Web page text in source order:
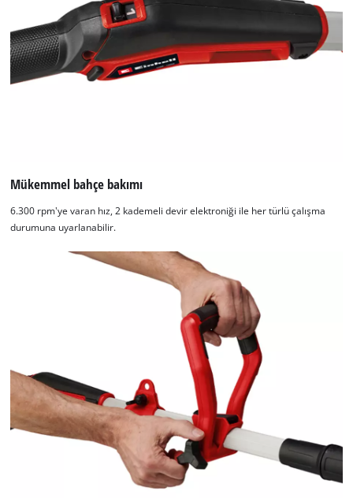
Mükemmel bahçe bakımı
6.300 rpm'ye varan hız, 2 kademeli devir elektroniği ile her türlü çalışma
durumuna uyarlanabilir.